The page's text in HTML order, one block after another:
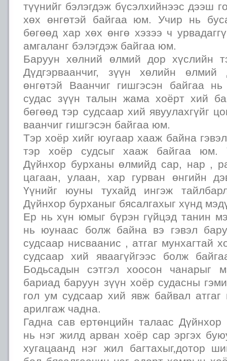
түүнийг бэлэгдэж бүсэлхийнээс дээш
хөх өнгөтэй байгаа юм. Учир нь
бөгөөд хар хөх өнгө хэзээ ч
амгаланг бэлэгдэж байгаа юм.
Баруун хөлний өлмий дор хүслийн
Дүдгэрваанчиг, зүүн хөлийн
өнгөтэй Ваанчиг гишгэсэн байгаа
судас зүүн талын жама хоёрт хий
бөгөөд тэр судсаар хий явуулахгүйг
ваанчиг гишгэсэн байгаа юм.
Тэр хоёр хийг юугаар хааж байна
тэр хоёр судсыг хааж байгаа юм.
Дүйнхор бурханы өлмийд сар, нар ,
цагаан, улаан, хар гурван өнгийн
Үүнийг юуны тухайд ингэж
Дүйнхор бурханыг бясалгахыг хүнд
Ер нь хүн юмыг бүрэн гүйцэд танин
нь юунаас болж байна вэ гэвэл
судсаар нисваанис , атгаг мунхагтай
судсаар хий яваагүйгээс болж
Бодьсадын сэтгэл хоосон чанарыг
бариад баруун зүүн хоёр судасны
гол ум судсаар хий явж байвал атгаг
арилгаж чадна.
Гадна сав ертөнцийн талаас
нь нэг жилд арван хоёр сар эргэх
хугацаанд нэг жил багтахыг,дотор